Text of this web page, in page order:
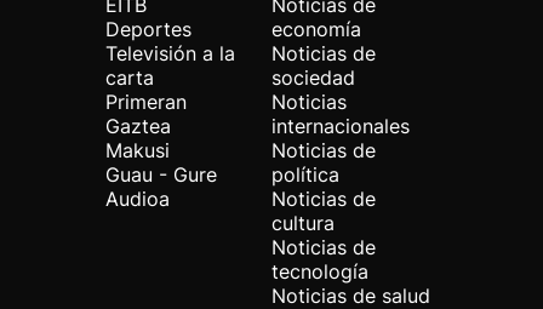
EITB
Deportes
Televisión a la
carta
Primeran
Gaztea
Makusi
Guau - Gure
Audioa
Noticias de
economía
Noticias de
sociedad
Noticias
internacionales
Noticias de
política
Noticias de
cultura
Noticias de
tecnología
Noticias de salud